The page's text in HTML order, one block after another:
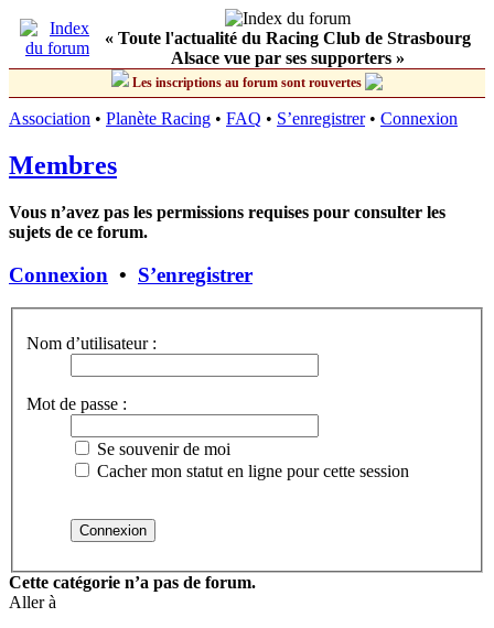
« Toute l'actualité du Racing Club de Strasbourg
Alsace vue par ses supporters »
Les inscriptions au forum sont rouvertes
Association • Planète Racing • FAQ • S’enregistrer• Connexion
Membres
Vous n’avez pas les permissions requises pour consulter les
sujets de ce forum.
Connexion • S’enregistrer
Nom d’utilisateur :
Mot de passe :
Se souvenir de moi
Cacher mon statut en ligne pour cette session
Cette catégorie n’a pas de forum.
Aller à